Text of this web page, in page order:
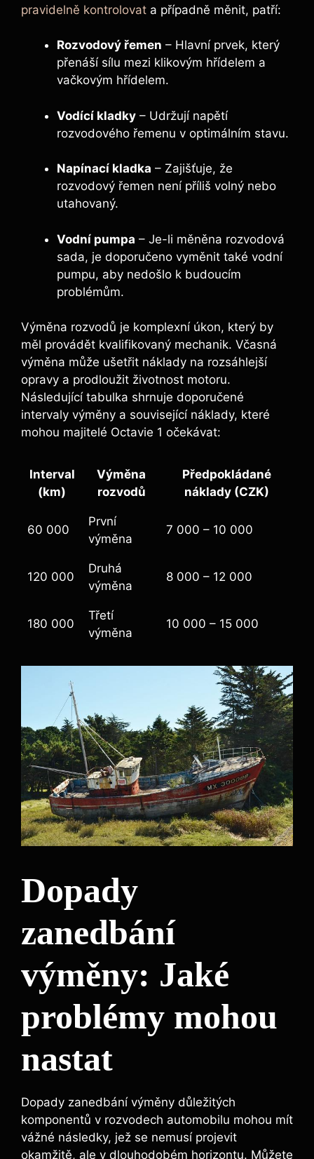
pravidelně kontrolovat a případně měnit, patří:
Rozvodový řemen – Hlavní prvek, který
přenáší sílu mezi klikovým hřídelem a
vačkovým hřídelem.
Vodící kladky – Udržují napětí
rozvodového řemenu v optimálním stavu.
Napínací kladka – Zajišťuje, že
rozvodový řemen není příliš volný nebo
utahovaný.
Vodní pumpa – Je-li měněna rozvodová
sada, je doporučeno vyměnit také vodní
pumpu, aby nedošlo k budoucím
problémům.
Výměna rozvodů je komplexní úkon, který by
měl provádět kvalifikovaný mechanik. Včasná
výměna může ušetřit náklady na rozsáhlejší
opravy a prodloužit životnost motoru.
Následující tabulka shrnuje doporučené
intervaly výměny a související náklady, které
mohou majitelé Octavie 1 očekávat:
Interval
(km)
Výměna
rozvodů
Předpokládané
náklady (CZK)
60 000
První
výměna
7 000 – 10 000
120 000
Druhá
výměna
8 000 – 12 000
180 000
Třetí
výměna
10 000 – 15 000
Dopady
zanedbání
výměny: Jaké
problémy mohou
nastat
Dopady zanedbání výměny důležitých
komponentů v rozvodech automobilu mohou mít
vážné následky, jež se nemusí projevit
okamžitě, ale v dlouhodobém horizontu. Můžete